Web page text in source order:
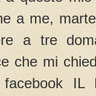
a me,
a tre
che mi
facebook